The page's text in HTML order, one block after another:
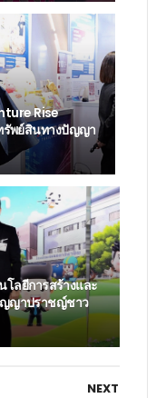
Rise
รัพย์สินทางปัญญา
โลยีการสร้างและ
ญญาปราชญ์ชาว
NEXT